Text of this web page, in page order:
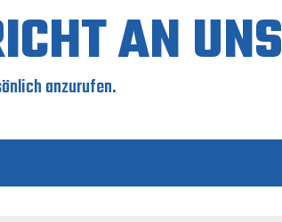
AN UNS
anzurufen.